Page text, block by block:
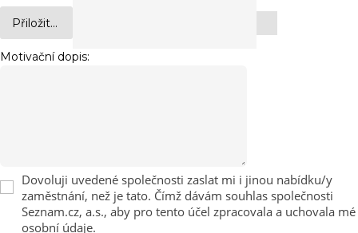
Přiložit...
Motivační dopis:
Dovoluji uvedené společnosti zaslat mi i jinou nabídku/y
zaměstnání, než je tato. Čímž dávám souhlas společnosti
Seznam.cz, a.s., aby pro tento účel zpracovala a uchovala mé
osobní údaje.